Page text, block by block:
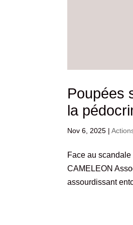
Poupées
la
Nov 6, 2025 |
Face au
CAMELEON
assourdissant